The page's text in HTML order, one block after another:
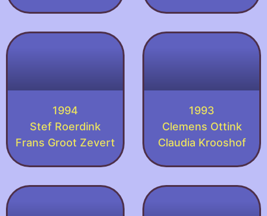
1994
Stef Roerdink
Frans Groot Zevert
1993
Clemens Ottink
Claudia Krooshof